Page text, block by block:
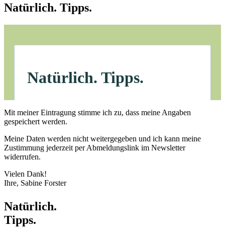
Natürlich. Tipps.
Mit meiner Eintragung stimme ich zu, dass meine Angaben
gespeichert werden.
Meine Daten werden nicht weitergegeben und ich kann meine
Zustimmung jederzeit per Abmeldungslink im Newsletter
widerrufen.
Vielen Dank!
Ihre, Sabine Forster
Natürlich.
Tipps.